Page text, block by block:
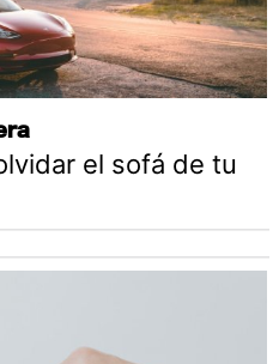
el sofá de tu